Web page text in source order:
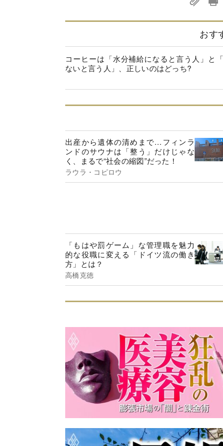
おす
コーヒーは「水分補給になると言う人」と
ないと言う人」、正しいのはどっち?
出産から遺体の清めまで…フィンラ
ンドのサウナは「整う」だけじゃな
く、まるで“社会の縮図”だった！
ラウラ・コピロウ
「もはや罰ゲーム」な管理職を魅力
的な役職に変える「ドイツ流の働き
方」とは？
高橋克徳